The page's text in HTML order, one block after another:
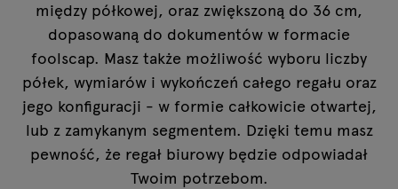
między półkowej, oraz zwiększoną do 36 cm,
dopasowaną do dokumentów w formacie
foolscap. Masz także możliwość wyboru liczby
półek, wymiarów i wykończeń całego regału oraz
jego konfiguracji - w formie całkowicie otwartej,
lub z zamykanym segmentem. Dzięki temu masz
pewność, że regał biurowy będzie odpowiadał
Twoim potrzebom.